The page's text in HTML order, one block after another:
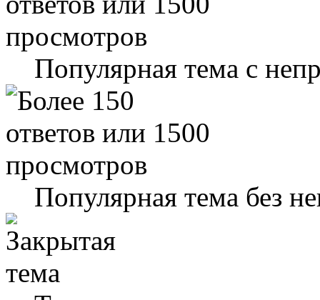
Популярная тема с
Популярная тема без